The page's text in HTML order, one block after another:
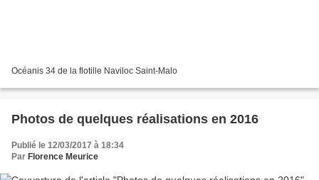
Océanis 34 de la flotille Naviloc Saint-Malo
Photos de quelques réalisations en 2016
Publié le 12/03/2017 à 18:34
Par Florence Meurice